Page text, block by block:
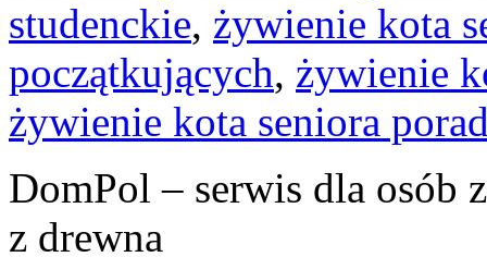
studenckie, żywienie kota
początkujących, żywienie
żywienie kota seniora
DomPol – serwis dla osób
z drewna